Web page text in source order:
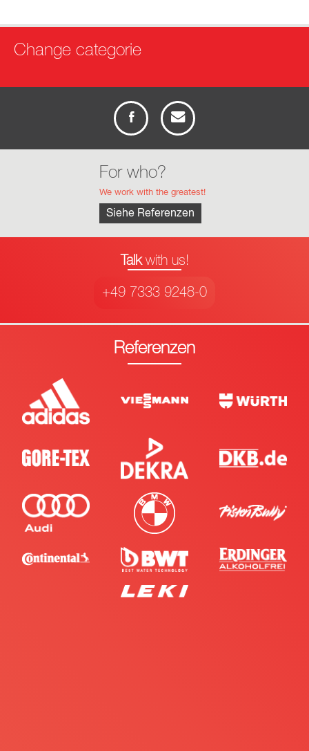
Change categorie
For who?
We work with the greatest!
Siehe Referenzen
Talkwith us!
+49 7333 9248-0
Referenzen